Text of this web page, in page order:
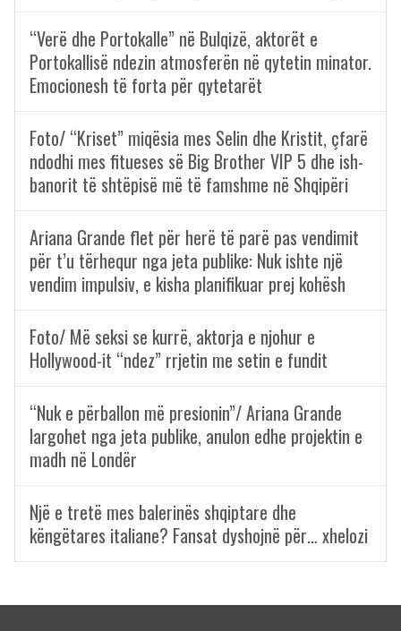
“Verë dhe Portokalle” në Bulqizë, aktorët e
Portokallisë ndezin atmosferën në qytetin minator.
Emocionesh të forta për qytetarët
Foto/ “Kriset” miqësia mes Selin dhe Kristit, çfarë
ndodhi mes fitueses së Big Brother VIP 5 dhe ish-
banorit të shtëpisë më të famshme në Shqipëri
Ariana Grande flet për herë të parë pas vendimit
për t’u tërhequr nga jeta publike: Nuk ishte një
vendim impulsiv, e kisha planifikuar prej kohësh
Foto/ Më seksi se kurrë, aktorja e njohur e
Hollywood-it “ndez” rrjetin me setin e fundit
“Nuk e përballon më presionin”/ Ariana Grande
largohet nga jeta publike, anulon edhe projektin e
madh në Londër
Një e tretë mes balerinës shqiptare dhe
këngëtares italiane? Fansat dyshojnë për… xhelozi